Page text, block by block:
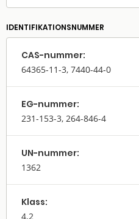
IDENTIFIKATIONSNUMMER
CAS-nummer:
64365-11-3, 7440-44-0
EG-nummer:
231-153-3, 264-846-4
UN-nummer:
1362
Klass:
4.2